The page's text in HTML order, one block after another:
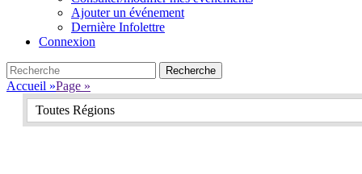
Ajouter un événement
Dernière Infolettre
Connexion
Search
Recherche
pour:
Accueil »Page »
Toutes Régions